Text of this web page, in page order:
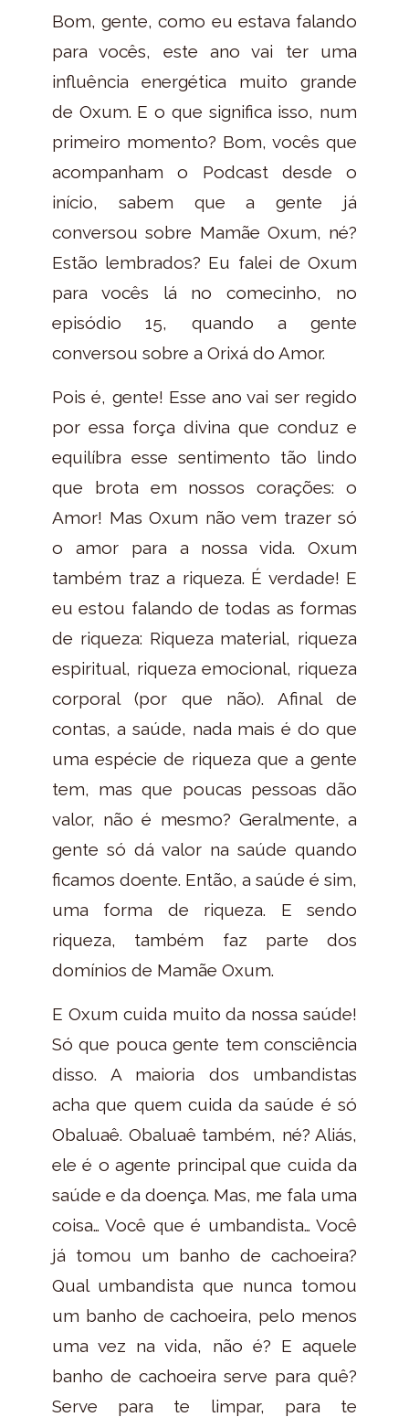
Bom, gente, como eu estava falando
para vocês, este ano vai ter uma
influência energética muito grande
de Oxum. E o que significa isso, num
primeiro momento? Bom, vocês que
acompanham o Podcast desde o
início, sabem que a gente já
conversou sobre Mamãe Oxum, né?
Estão lembrados? Eu falei de Oxum
para vocês lá no comecinho, no
episódio 15, quando a gente
conversou sobre a Orixá do Amor.
Pois é, gente! Esse ano vai ser regido
por essa força divina que conduz e
equilíbra esse sentimento tão lindo
que brota em nossos corações: o
Amor! Mas Oxum não vem trazer só
o amor para a nossa vida. Oxum
também traz a riqueza. É verdade! E
eu estou falando de todas as formas
de riqueza: Riqueza material, riqueza
espiritual, riqueza emocional, riqueza
corporal (por que não). Afinal de
contas, a saúde, nada mais é do que
uma espécie de riqueza que a gente
tem, mas que poucas pessoas dão
valor, não é mesmo? Geralmente, a
gente só dá valor na saúde quando
ficamos doente. Então, a saúde é sim,
uma forma de riqueza. E sendo
riqueza, também faz parte dos
domínios de Mamãe Oxum.
E Oxum cuida muito da nossa saúde!
Só que pouca gente tem consciência
disso. A maioria dos umbandistas
acha que quem cuida da saúde é só
Obaluaê. Obaluaê também, né? Aliás,
ele é o agente principal que cuida da
saúde e da doença. Mas, me fala uma
coisa… Você que é umbandista… Você
já tomou um banho de cachoeira?
Qual umbandista que nunca tomou
um banho de cachoeira, pelo menos
uma vez na vida, não é? E aquele
banho de cachoeira serve para quê?
Serve para te limpar, para te